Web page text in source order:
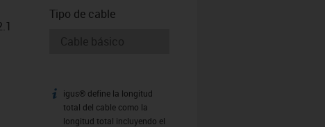
Tipo de cable
igus-icon-info
igus® define la longitud
total del cable como la
longitud total incluyendo el